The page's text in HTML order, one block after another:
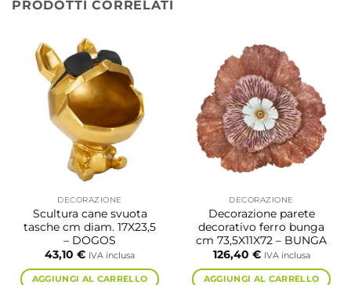
PRODOTTI CORRELATI
DECORAZIONE
Scultura cane svuota
tasche cm diam. 17X23,5
– DOGOS
43,10 € IVA inclusa
AGGIUNGI AL CARRELLO
DECORAZIONE
Decorazione parete
decorativo ferro bunga
cm 73,5X11X72 – BUNGA
126,40 € IVA inclusa
AGGIUNGI AL CARRELLO